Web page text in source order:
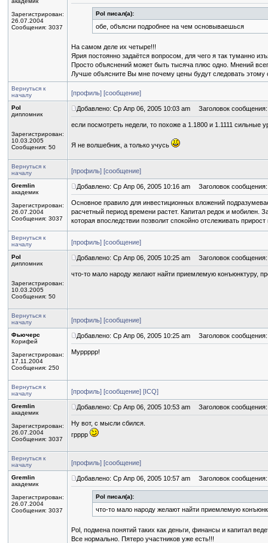
Зарегистрирован:
26.07.2004
Сообщения: 3037
Pol писал(а):
обе, объясни подробнее на чем основываешься
На самом деле их четыре!!!
Ярия постоянно задаётся вопросом, для чего я так туманно
Просто объяснений может быть тысяча плюс одно. Мнений
Лучше объясните Вы мне почему цены будут следовать этому
Вернуться к
началу
[профиль] [сообщение]
Pol
дипломник
Зарегистрирован:
10.03.2005
Сообщения: 50
Добавлено: Ср Апр 06, 2005 10:03 am Заголовок сообщения:
если посмотреть недели, то похоже а 1.1800 и 1.1111 сильные
Я не волшебник, а только учусь
Вернуться к
началу
[профиль] [сообщение]
Gremlin
академик
Зарегистрирован:
26.07.2004
Сообщения: 3037
Добавлено: Ср Апр 06, 2005 10:16 am Заголовок сообщения:
Основное правило для инвестиционных вложений
расчетный период времени растет. Капитал редок и мобилен.
которая впоследствии позволит спокойно отслеживать прирост
Вернуться к
началу
[профиль] [сообщение]
Pol
дипломник
Зарегистрирован:
10.03.2005
Сообщения: 50
Добавлено: Ср Апр 06, 2005 10:25 am Заголовок сообщения:
что-то мало народу желают найти приемлемую конъюнктуру,
Вернуться к
началу
[профиль] [сообщение]
Фьючерс
Корифей
Зарегистрирован:
17.11.2004
Сообщения: 250
Добавлено: Ср Апр 06, 2005 10:25 am Заголовок сообщения:
Муррррр!
Вернуться к
началу
[профиль] [сообщение] [ICQ]
Gremlin
академик
Зарегистрирован:
26.07.2004
Сообщения: 3037
Добавлено: Ср Апр 06, 2005 10:53 am Заголовок сообщения:
Ну вот, с мысли сбился.
грррр
Вернуться к
началу
[профиль] [сообщение]
Gremlin
академик
Зарегистрирован:
26.07.2004
Сообщения: 3037
Добавлено: Ср Апр 06, 2005 10:57 am Заголовок сообщения:
Pol писал(а):
что-то мало народу желают найти приемлемую
Роl, подмена понятий таких как деньги, финансы и капитал
Все нормально. Пятеро участников уже есть!!!